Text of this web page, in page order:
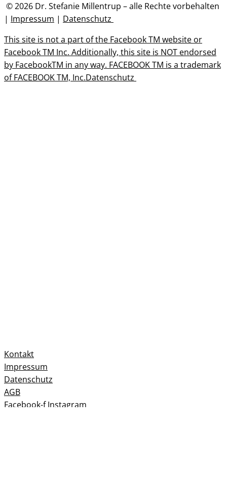
© 2026 Dr. Stefanie Millentrup – alle Rechte vorbehalten
| Impressum | Datenschutz
This site is not a part of the Facebook TM website or
Facebook TM Inc. Additionally, this site is NOT endorsed
by FacebookTM in any way. FACEBOOK TM is a trademark
of FACEBOOK TM, Inc.Datenschutz
Kontakt
Impressum
Datenschutz
AGB
Facebook-f Instagram